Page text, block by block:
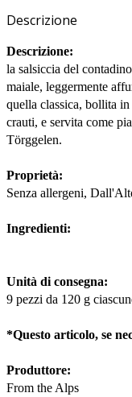
Descrizione
Descrizione:
la salsiccia del
maiale, leggermente
quella classica, bollita in
crauti, e servita come
Törggelen.
Proprietà:
Senza allergeni,
Ingredienti:
Unità di consegna:
9 pezzi da 120 g
*Questo articolo, se
Produttore:
From the Alps